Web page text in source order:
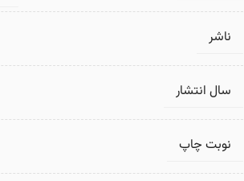
ناشر
سال انتشار
نوبت چاپ